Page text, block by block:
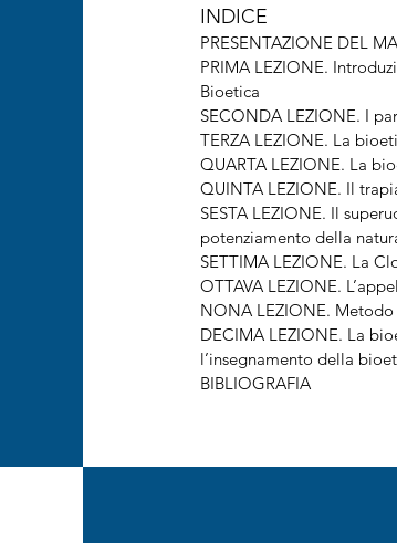
INDICE
PRESENTAZIONE DEL
PRIMA LEZIONE.
Bioetica
SECONDA LEZIONE. I
TERZA LEZIONE. La
QUARTA LEZIONE. La
QUINTA LEZIONE. Il
SESTA LEZIONE. Il
potenziamento della
SETTIMA LEZIONE. La
OTTAVA LEZIONE.
NONA LEZIONE.
DECIMA LEZIONE. La
l’insegnamento della
BIBLIOGRAFIA